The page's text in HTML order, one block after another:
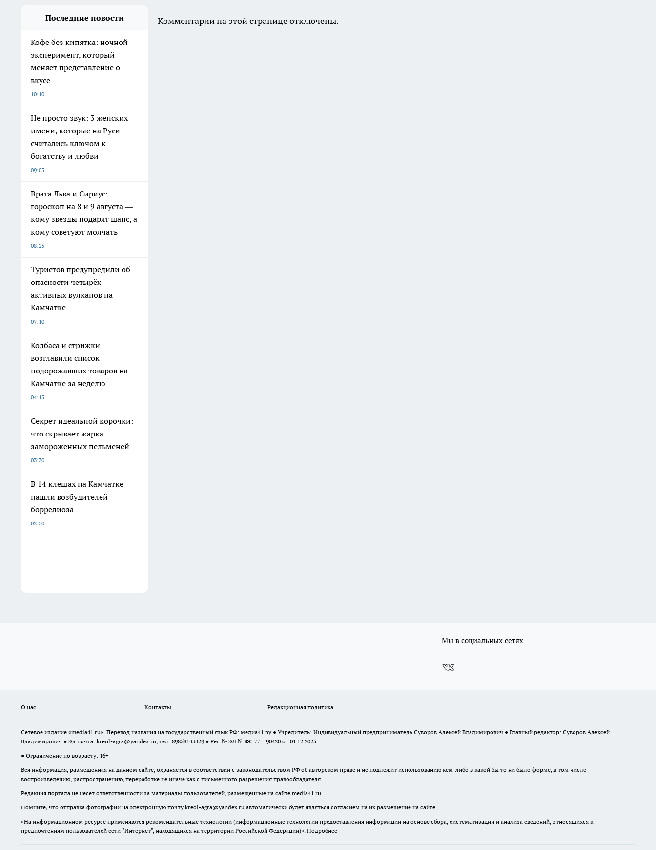
Последние новости
Кофе без кипятка: ночной
эксперимент, который
меняет представление о
вкусе
10:10
Не просто звук: 3 женских
имени, которые на Руси
считались ключом к
богатству и любви
09:05
Врата Льва и Сириус:
гороскоп на 8 и 9 августа —
кому звезды подарят шанс, а
кому советуют молчать
08:25
Туристов предупредили об
опасности четырёх
активных вулканов на
Камчатке
07:10
Колбаса и стрижки
возглавили список
подорожавших товаров на
Камчатке за неделю
04:15
Секрет идеальной корочки:
что скрывает жарка
замороженных пельменей
03:30
В 14 клещах на Камчатке
нашли возбудителей
боррелиоза
02:30
Комментарии на этой странице отключены.
Мы в социальных сетях
О нас Контакты Редакционная политика
Сетевое издание «media41.ru». Перевод названия на государственный язык РФ: медиа41.ру ● Учредитель: Индивидуальный предприниматель Суворов Алексей Владимирович ● Главный редактор: Суворов Алексей
Владимирович ● Эл.почта: kreol-agra@yandex.ru, тел: 89858143429 ● Рег. № ЭЛ № ФС 77 – 90420 от 01.12.2025.
● Ограничение по возрасту: 16+
Вся информация, размещенная на данном сайте, охраняется в соответствии с законодательством РФ об авторском праве и не подлежит использованию кем-либо в какой бы то ни было форме, в том числе
воспроизведению, распространению, переработке не иначе как с письменного разрешения правообладателя.
Редакция портала не несет ответственности за материалы пользователей, размещенные на сайте media41.ru.
Помните, что отправка фотографии на электронную почту kreol-agra@yandex.ru автоматически будет являться согласием на их размещение на сайте.
«На информационном ресурсе применяются рекомендательные технологии (информационные технологии предоставления информации на основе сбора, систематизации и анализа сведений, относящихся к
предпочтениям пользователей сети "Интернет", находящихся на территории Российской Федерации)». Подробнее